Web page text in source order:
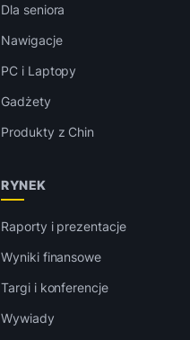
Dla seniora
Nawigacje
PC i Laptopy
Gadżety
Produkty z Chin
RYNEK
Raporty i prezentacje
Wyniki finansowe
Targi i konferencje
Wywiady